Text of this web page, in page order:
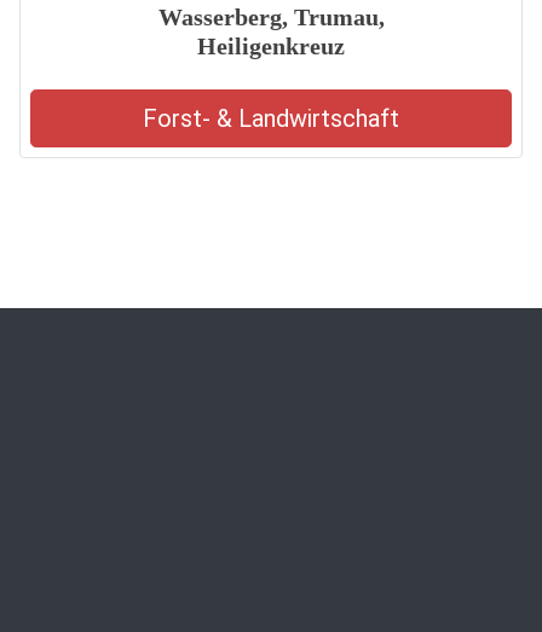
Wasserberg, Trumau,
Heiligenkreuz
Forst- & Landwirtschaft